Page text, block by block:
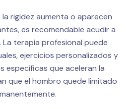
rigidez aumenta o aparecen
es recomendable acudir a
terapia profesional puede
ejercicios personalizados y
específicas que aceleran la
que el hombro quede limitado